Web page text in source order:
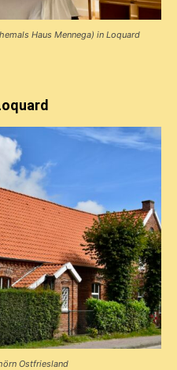
Haus Mennega) in Loquard
Ostfriesland